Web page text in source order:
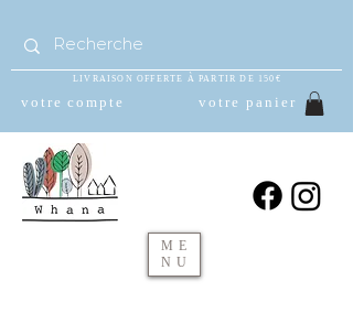
LIVRAISON OFFERTE À PARTIR DE 150€
votre compte votre panier
ME
NU